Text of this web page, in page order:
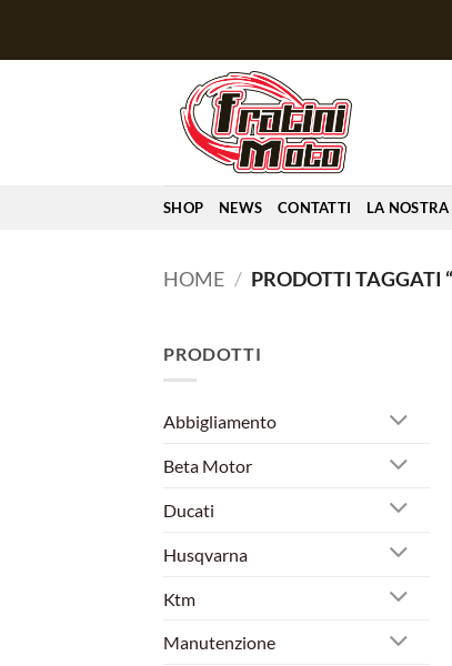
SHOP NEWS CONTATTI LA
HOME / PRODOTTI TAGGATI
PRODOTTI
Abbigliamento
Beta Motor
Ducati
Husqvarna
Ktm
Manutenzione